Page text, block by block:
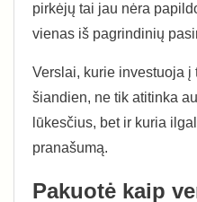
pirkėjų tai jau nėra
vienas iš pagrindinių
Verslai, kurie investuoja į
šiandien, ne tik atitinka
lūkesčius, bet ir kuria
pranašumą.
Pakuotė kaip